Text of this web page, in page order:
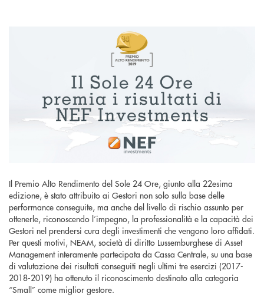
Il Premio Alto Rendimento del Sole 24 Ore, giunto alla 22esima
edizione, è stato attribuito ai Gestori non solo sulla base delle
performance conseguite, ma anche del livello di rischio assunto per
ottenerle, riconoscendo l’impegno, la professionalità e la capacità dei
Gestori nel prendersi cura degli investimenti che vengono loro affidati.
Per questi motivi, NEAM, società di diritto Lussemburghese di Asset
Management interamente partecipata da Cassa Centrale, su una base
di valutazione dei risultati conseguiti negli ultimi tre esercizi (2017-
2018-2019) ha ottenuto il riconoscimento destinato alla categoria
“Small” come miglior gestore.